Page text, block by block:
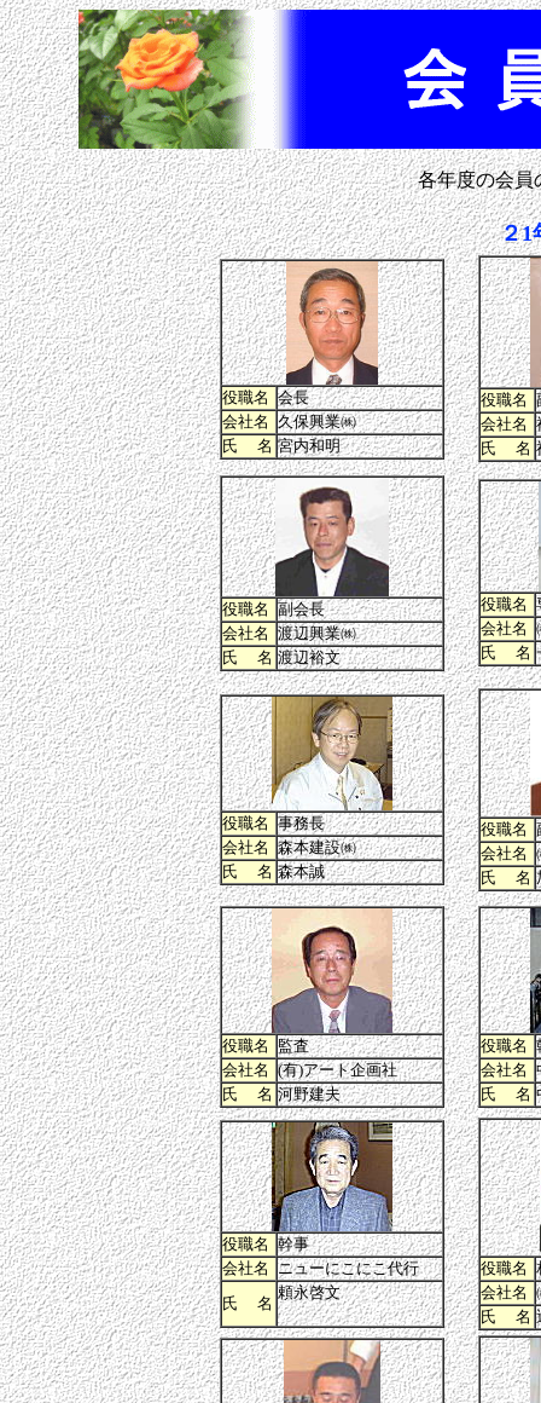
各年度の会員
２1
役職名 会長
会社名 久保興業㈱
氏 名 宮内和明
役職名
会社名
氏 名
役職名 副会長
会社名 渡辺興業㈱
氏 名 渡辺裕文
役職名
会社名
氏 名
役職名 事務長
会社名 森本建設㈱
氏 名 森本誠
役職名
会社名
氏 名
役職名 監査
会社名 (有)アート企画社
氏 名 河野建夫
役職名
会社名
氏 名
役職名 幹事
会社名 ニューにこにこ代行
氏 名
頼永啓文
役職名
会社名
氏 名